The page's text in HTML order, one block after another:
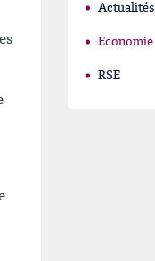
Actualités
Economie
RSE